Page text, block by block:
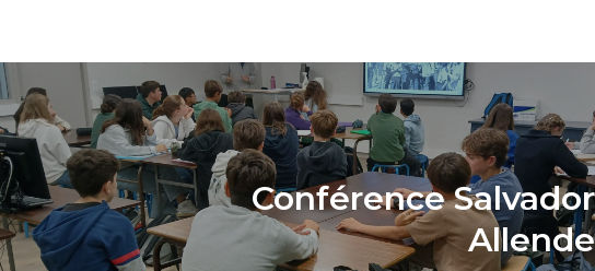
Conférence Salvador
Allende